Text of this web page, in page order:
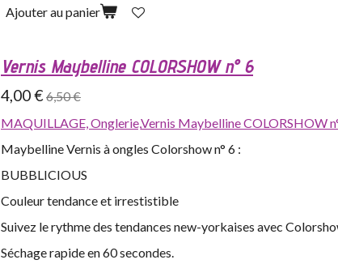
Ajouter au panier
Vernis Maybelline COLORSHOW n° 6
4,00 € 6,50 €
MAQUILLAGE,Onglerie,Vernis Maybelline COLORSHOW
Maybelline Vernis à ongles Colorshow n° 6 :
BUBBLICIOUS
Couleur tendance et irrestistible
Suivez le rythme des tendances new-yorkaises avec
Séchage rapide en 60 secondes.